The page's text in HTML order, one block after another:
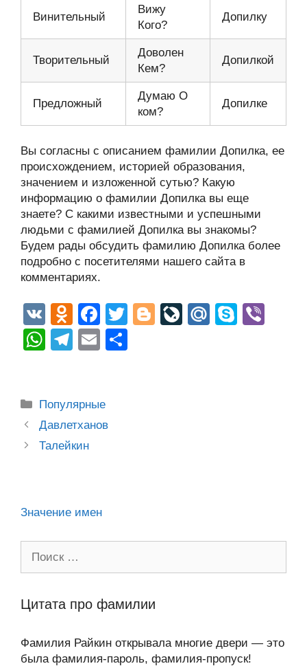
Винительный
Вижу
Кого?
Допилку
Творительный
Доволен
Кем?
Допилкой
Предложный
Думаю О
ком?
Допилке
Вы согласны с описанием фамилии Допилка, ее
происхождением, историей образования,
значением и изложенной сутью? Какую
информацию о фамилии Допилка вы еще
знаете? С какими известными и успешными
людьми с фамилией Допилка вы знакомы?
Будем рады обсудить фамилию Допилка более
подробно с посетителями нашего сайта в
комментариях.
V
K
O
d
n
kl
a
ss
F
a
c
b
o
T
Bl Li
M S
W
s
A
p
T
gr
a
m
E
Рубрики
Популярные
Post
navigation
Давлетханов
Талейкин
Значение имен
Цитата про фамилии
Фамилия Райкин открывала многие двери — это
была фамилия-пароль, фамилия-пропуск!